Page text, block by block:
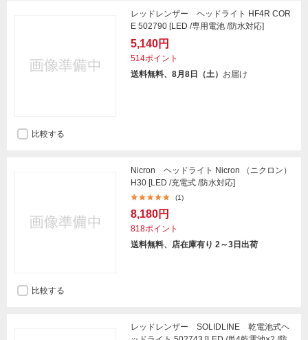
レッドレンザー ヘッドライト HF4R COR
E 502790 [LED /専用電池 /防水対応]
5,140円
514ポイント
送料無料、8月8日（土） お届け
比較する
Nicron ヘッドライト Nicron （ニクロン）
H30 [LED /充電式 /防水対応]
(1)
8,180円
818ポイント
送料無料、店在庫有り 2～3日出荷
比較する
レッドレンザー SOLIDLINE 乾電池式ヘ